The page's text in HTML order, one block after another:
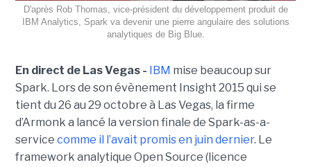
D'après Rob Thomas, vice-président du développement produit de
IBM Analytics, Spark va devenir une pierre angulaire des solutions
analytiques de Big Blue.
En direct de Las Vegas - IBM mise beaucoup sur
Spark. Lors de son évènement Insight 2015 qui se
tient du 26 au 29 octobre à Las Vegas, la firme
d’Armonk a lancé la version finale de Spark-as-a-
service comme il l’avait promis en juin dernier. Le
framework analytique Open Source (licence